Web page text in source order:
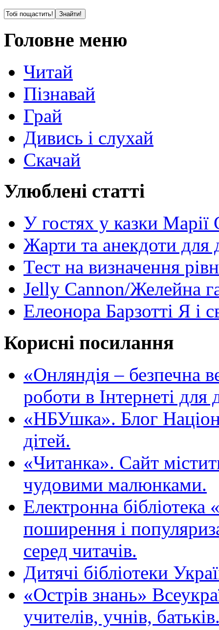
Головне меню
Читай
Пізнавай
Грай
Дивись і слухай
Скачай
Улюблені статті
У гостях у казки
Жарти та анекдоти для
Тест на визначення
Jelly Cannon/Желейна
Елеонора Барзотті Я і
Корисні посилання
«Oнляндія – безпечна
роботи в Інтернеті для
«НБУшка». Блог
дітей.
«Читанка». Сайт
чудовими малюнками.
Електронна
поширення і
серед читачів.
Дитячі бібліотеки
«Острів знань»
учителів, учнів,